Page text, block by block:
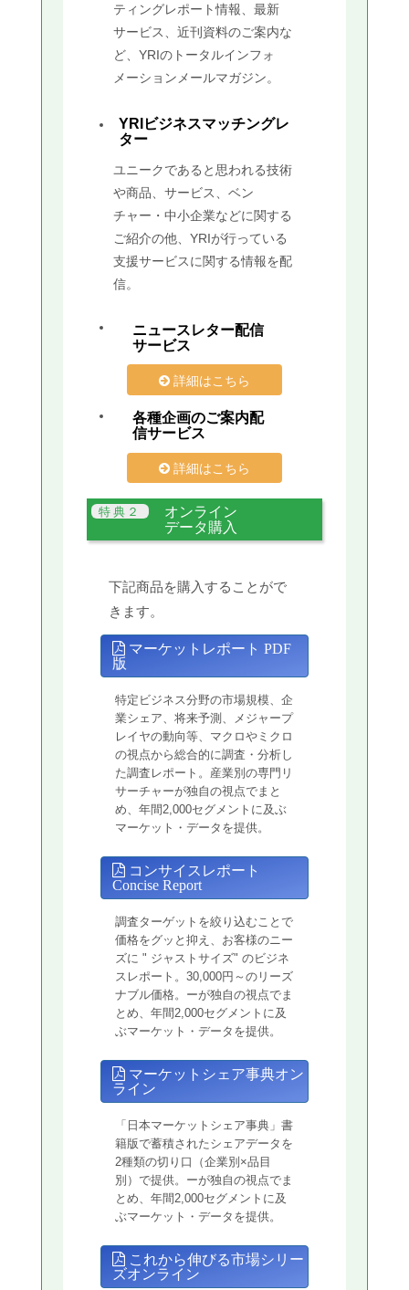
ティングレポート情報、最新
サービス、近刊資料のご案内な
ど、YRIのトータルインフォ
メーションメールマガジン。
YRIビジネスマッチングレ
ター
ユニークであると思われる技術
や商品、サービス、ベン
チャー・中小企業などに関する
ご紹介の他、YRIが行っている
支援サービスに関する情報を配
信。
ニュースレター配信
サービス
詳細はこちら
各種企画のご案内配
信サービス
詳細はこちら
オンライン
データ購入
下記商品を購入することがで
きます。
マーケットレポート PDF
版
特定ビジネス分野の市場規模、企
業シェア、将来予測、メジャープ
レイヤの動向等、マクロやミクロ
の視点から総合的に調査・分析し
た調査レポート。産業別の専門リ
サーチャーが独自の視点でまと
め、年間2,000セグメントに及ぶ
マーケット・データを提供。
コンサイスレポート
Concise Report
調査ターゲットを絞り込むことで
価格をグッと抑え、お客様のニー
ズに " ジャストサイズ" のビジネ
スレポート。30,000円～のリーズ
ナブル価格。ーが独自の視点でま
とめ、年間2,000セグメントに及
ぶマーケット・データを提供。
マーケットシェア事典オン
ライン
「日本マーケットシェア事典」書
籍版で蓄積されたシェアデータを
2種類の切り口（企業別×品目
別）で提供。ーが独自の視点でま
とめ、年間2,000セグメントに及
ぶマーケット・データを提供。
これから伸びる市場シリー
ズオンライン